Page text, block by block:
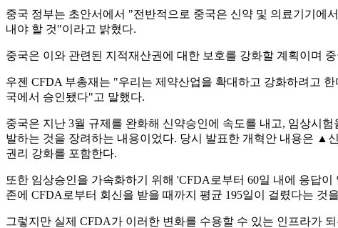
중국 정부는 초안서에서 "전반적으로 중국은 신약 및 의료기기에
내야 할 것"이라고 밝혔다.
중국은 이와 관련된 지적재산권에 대한 보호를 강화할 계획이며
우젠 CFDA 부총재는 "우리는 제약산업을 확대하고 강화하려고
국에서 승인됐다"고 말했다.
중국은 지난 3월 규제를 완화해 신약승인에 속도를 내고, 임상시
발하는 것을 장려하는 내용이었다. 당시 발표한 개혁안 내용은
권리 강화를 포함한다.
또한 임상승인을 가속화하기 위해 'CFDA로부터 60일 내에 응답
존에 CFDA로부터 회신을 받을 때까지 평균 195일이 걸렸다는 것
그렇지만 실제 CFDA가 이러한 변화를 수용할 수 있는 인프라가